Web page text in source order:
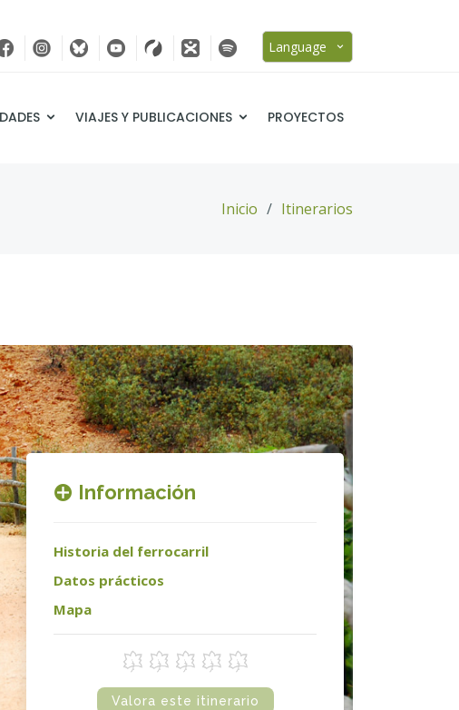
Language
VIAJES Y PUBLICACIONES PROYECTOS
Inicio Itinerarios
Información
Historia del ferrocarril
Datos prácticos
Mapa
Valora este itinerario